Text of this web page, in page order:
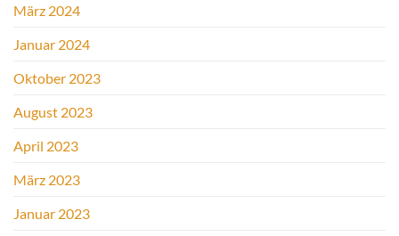
März 2024
Januar 2024
Oktober 2023
August 2023
April 2023
März 2023
Januar 2023